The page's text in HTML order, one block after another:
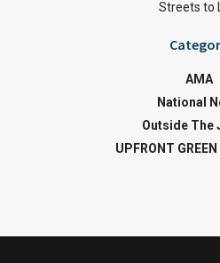
Streets to
AMA
National
Outside The
UPFRONT